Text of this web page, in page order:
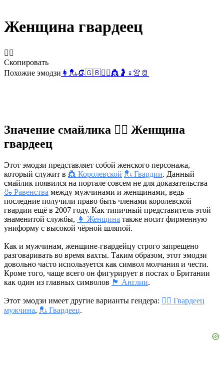
Женщина гвардеец
💂‍♀️
Скопировать
Похожие эмодзи 👩 💂👒🇬🇧💂‍♂️👸 🤰 ♀️ 👚 🫅
Значение смайлика 💂‍♀️ Женщина
гвардеец
Этот эмодзи представляет собой женского персонажа,
который служит в 👸 Королевской 💂 Гвардии. Данный
смайлик появился на портале совсем не для доказательства
🍶 Равенства между мужчинами и женщинами, ведь
последние получили право быть членами королевской
гвардии ещё в 2007 году. Как типичный представитель этой
знаменитой службы, 👩 Женщина также носит фирменную
униформу с высокой чёрной шляпой.
Как и мужчинам, женщине-гвардейцу строго запрещено
разговаривать во время вахты. Таким образом, этот эмодзи
довольно часто используется как символ молчания и чести.
Кроме того, чаще всего он фигурирует в постах о Британии
как один из главных символов 🏴󠁧󠁢󠁥󠁮󠁧󠁿 Англии.
Этот эмодзи имеет другие варианты гендера: 💂‍♂️ Гвардеец
мужчина, 💂 Гвардеец.